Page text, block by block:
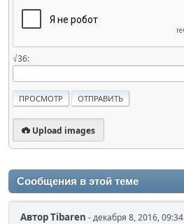
√36:
Upload images
Сообщения в этой теме
АвторTibaren - декабря 8, 2016, 09:34